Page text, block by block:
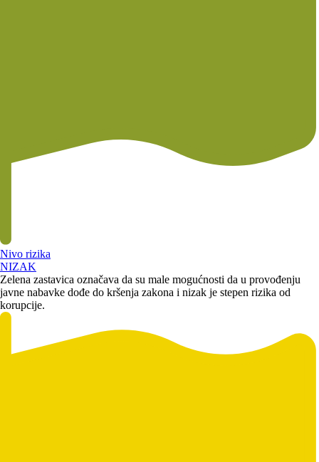
Nivo rizika
NIZAK
Zelena zastavica označava da su male mogućnosti da u provođenju
javne nabavke dođe do kršenja zakona i nizak je stepen rizika od
korupcije.